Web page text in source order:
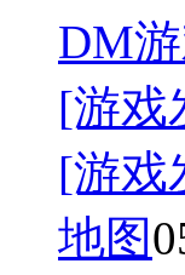
DM
[游戏
[游戏
地图